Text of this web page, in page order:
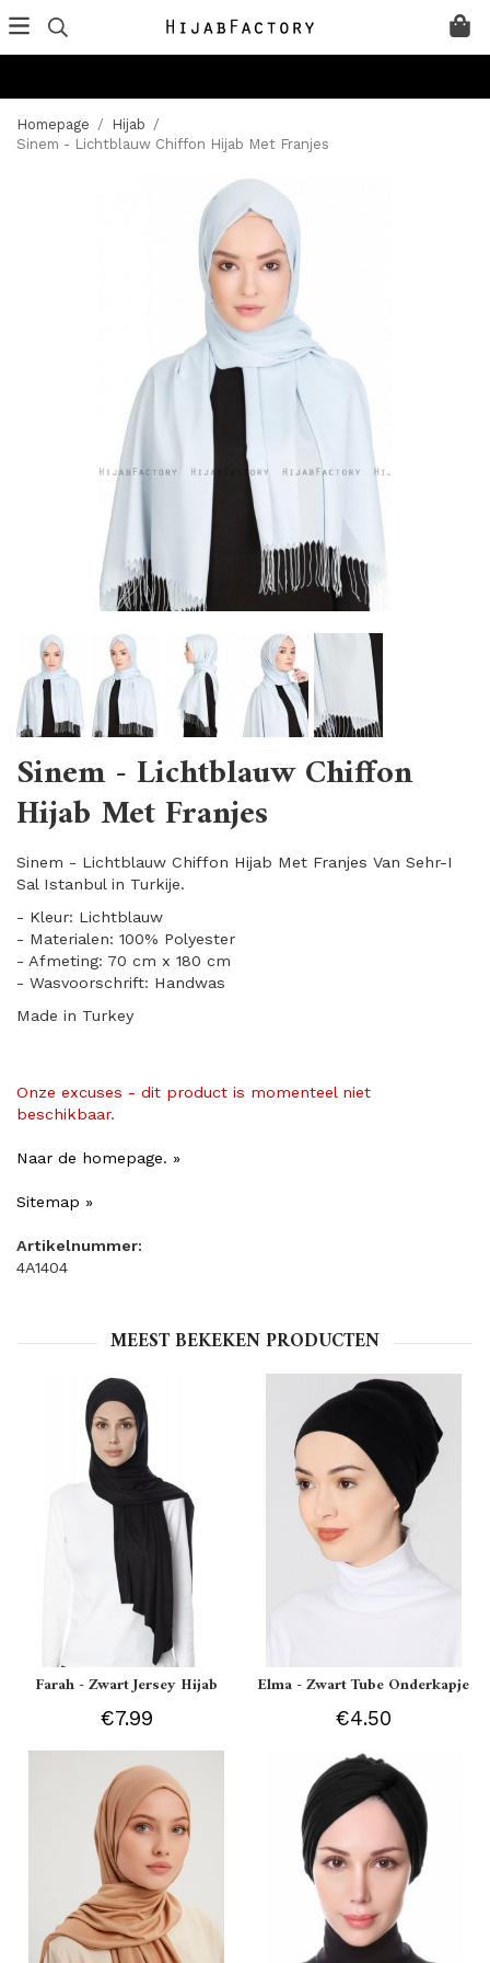
Homepage / Hijab /
Sinem - Lichtblauw Chiffon Hijab Met Franjes
Sinem - Lichtblauw Chiffon
Hijab Met Franjes
Sinem - Lichtblauw Chiffon Hijab Met Franjes Van Sehr-I
Sal Istanbul in Turkije.
- Kleur: Lichtblauw
- Materialen: 100% Polyester
- Afmeting: 70 cm x 180 cm
- Wasvoorschrift: Handwas
Made in Turkey
Onze excuses - dit product is momenteel niet
beschikbaar.
Naar de homepage. »
Sitemap »
Artikelnummer:
4A1404
MEEST BEKEKEN PRODUCTEN
Farah - Zwart Jersey Hijab
€7.99
Elma - Zwart Tube Onderkapje
€4.50